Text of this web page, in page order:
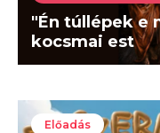
"Én túllépek e
kocsmai est
Előadás